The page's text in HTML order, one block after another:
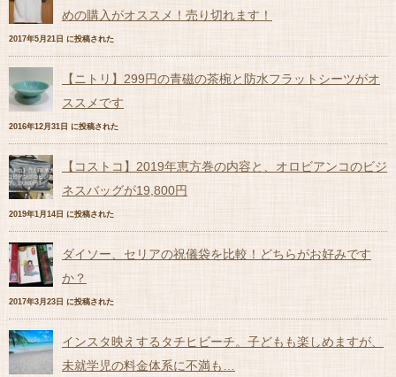
めの購入がオススメ！売り切れます！
2017年5月21日 に投稿された
【ニトリ】299円の青磁の茶椀と防水フラットシーツがオ
ススメです
2016年12月31日 に投稿された
【コストコ】2019年恵方巻の内容と、オロビアンコのビジ
ネスバッグが19,800円
2019年1月14日 に投稿された
ダイソー、セリアの祝儀袋を比較！どちらがお好みです
か？
2017年3月23日 に投稿された
インスタ映えするタチヒビーチ。子どもも楽しめますが、
未就学児の料金体系に不満も…